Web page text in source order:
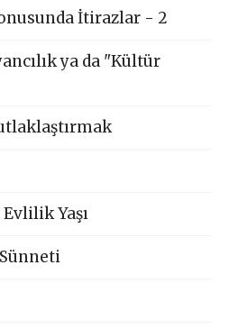
İtirazlar - 2
ya da "Kültür
Yaşı
Sünneti